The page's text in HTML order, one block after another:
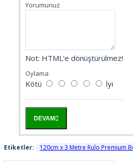
ELİT MODERN 5D
ERKEK BERBER
GÖKYÜZÜ
Yorumunuz
Not: HTML'e dönüştürülmez!
Oylama
Kötü İyi
DEVAM
Etiketler: 120cm x 3 Metre Rulo Premium